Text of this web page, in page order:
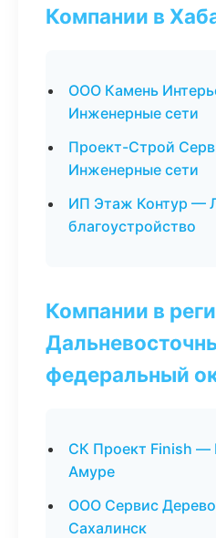
Компании в
ООО Камень
Инженерные сети
Проект-Строй
Инженерные сети
ИП Этаж Контур —
благоустройство
Компании в
федеральный
СК Проект Finish —
Амуре
ООО Сервис
Сахалинск